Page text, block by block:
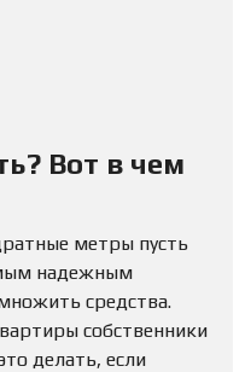
Вот в чем
метры пусть
надежным
средства.
собственники
делать, если